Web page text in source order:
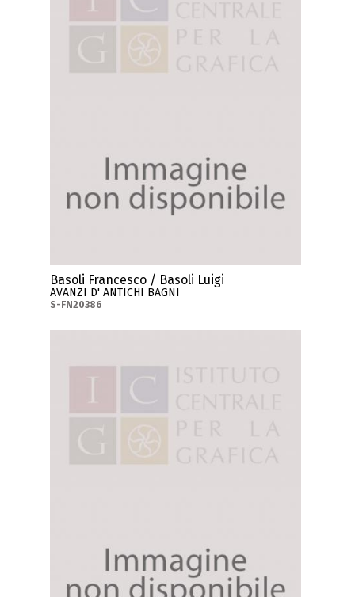
Basoli Francesco / Basoli Luigi
AVANZI D' ANTICHI BAGNI
S-FN20386